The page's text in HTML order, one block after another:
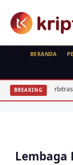
BERANDA
BREAKING
Arbitrase Crypto
Lembaga
Modal
Lembaga